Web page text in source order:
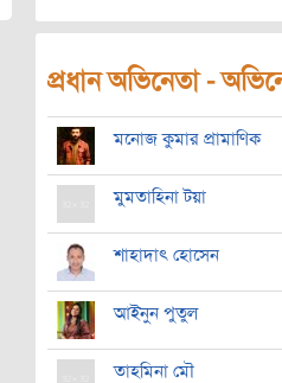
প্রধান অভিনেতা -
মনোজ কুমার প্রামাণিক
মুমতাহিনা টয়া
শাহাদাৎ হোসেন
আইনুন পুতুল
তাহমিনা মৌ